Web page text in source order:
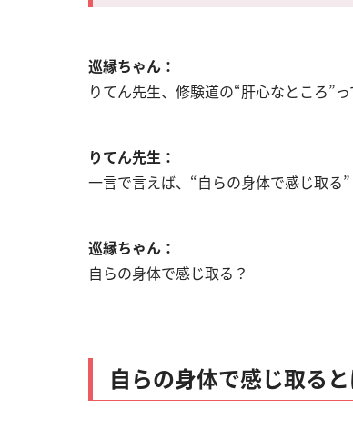
巡縁ちゃん：
りてん先生、修験道の“肝心なところ”
りてん先生：
一言で言えば、“自らの身体で感じ取る”
巡縁ちゃん：
自らの身体で感じ取る？
自らの身体で感じ取る